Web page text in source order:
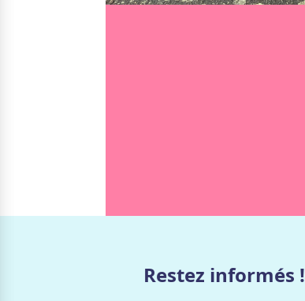
Restez informés !